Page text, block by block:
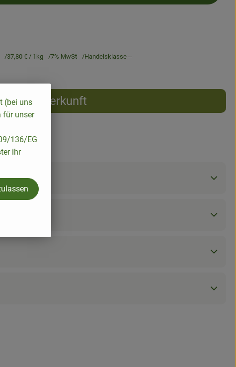
37,80 € / 1kg 7% MwSt Handelsklasse --
Herkunft
(bei uns
für unser
136/EG
ihr